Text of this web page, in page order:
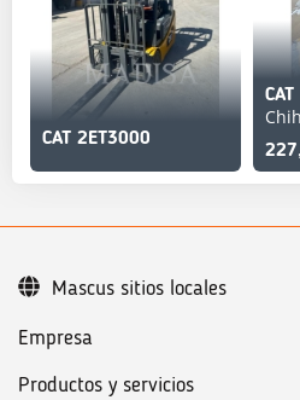
CAT 2ET3000
Empresa
Productos y servicios
Mascus sitios locales